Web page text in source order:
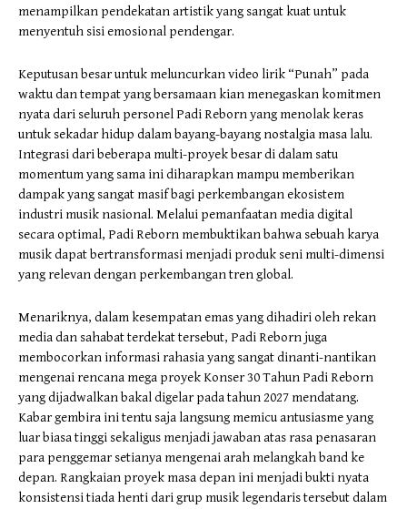
menampilkan pendekatan artistik yang sangat kuat untuk
menyentuh sisi emosional pendengar.
​Keputusan besar untuk meluncurkan video lirik “Punah” pada
waktu dan tempat yang bersamaan kian menegaskan komitmen
nyata dari seluruh personel Padi Reborn yang menolak keras
untuk sekadar hidup dalam bayang-bayang nostalgia masa lalu.
Integrasi dari beberapa multi-proyek besar di dalam satu
momentum yang sama ini diharapkan mampu memberikan
dampak yang sangat masif bagi perkembangan ekosistem
industri musik nasional. Melalui pemanfaatan media digital
secara optimal, Padi Reborn membuktikan bahwa sebuah karya
musik dapat bertransformasi menjadi produk seni multi-dimensi
yang relevan dengan perkembangan tren global.
​Menariknya, dalam kesempatan emas yang dihadiri oleh rekan
media dan sahabat terdekat tersebut, Padi Reborn juga
membocorkan informasi rahasia yang sangat dinanti-nantikan
mengenai rencana mega proyek Konser 30 Tahun Padi Reborn
yang dijadwalkan bakal digelar pada tahun 2027 mendatang.
Kabar gembira ini tentu saja langsung memicu antusiasme yang
luar biasa tinggi sekaligus menjadi jawaban atas rasa penasaran
para penggemar setianya mengenai arah melangkah band ke
depan. Rangkaian proyek masa depan ini menjadi bukti nyata
konsistensi tiada henti dari grup musik legendaris tersebut dalam